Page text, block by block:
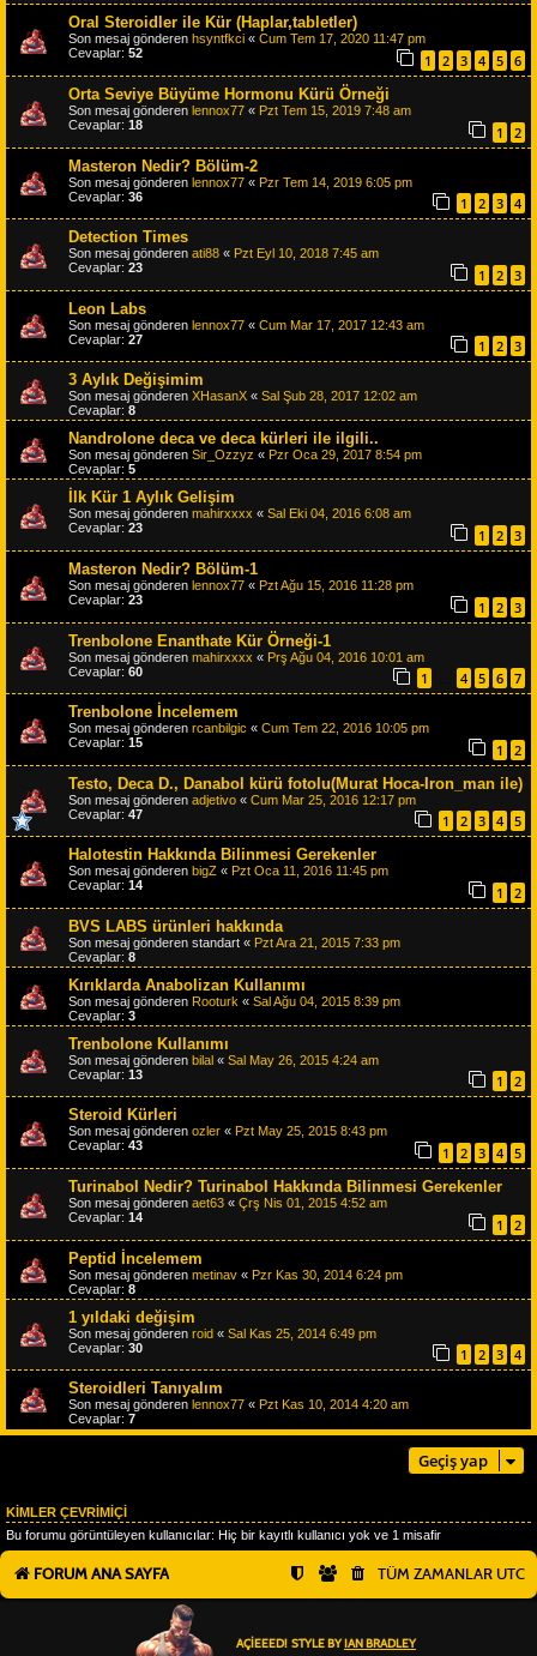
Oral Steroidler ile Kür (Haplar,tabletler)
Son mesaj gönderen hsyntfkci « Cum Tem 17, 2020 11:47 pm
Cevaplar: 52 1 2 3 4 5 6
Orta Seviye Büyüme Hormonu Kürü Örneği
Son mesaj gönderen lennox77 « Pzt Tem 15, 2019 7:48 am
Cevaplar: 18 1
2
Masteron Nedir? Bölüm-2
Son mesaj gönderen lennox77 « Pzr Tem 14, 2019 6:05 pm
Cevaplar: 36 1 2 3 4
Detection Times
Son mesaj gönderen ati88 « Pzt Eyl 10, 2018 7:45 am
Cevaplar: 23 1 2 3
Leon Labs
Son mesaj gönderen lennox77 « Cum Mar 17, 2017 12:43 am
Cevaplar: 27 1 2 3
3 Aylık Değişimim
Son mesaj gönderen XHasanX « Sal Şub 28, 2017 12:02 am
Cevaplar: 8
Nandrolone deca ve deca kürleri ile ilgili..
Son mesaj gönderen Sir_Ozzyz « Pzr Oca 29, 2017 8:54 pm
Cevaplar: 5
İlk Kür 1 Aylık Gelişim
Son mesaj gönderen mahirxxxx « Sal Eki 04, 2016 6:08 am
Cevaplar: 23 1 2 3
Masteron Nedir? Bölüm-1
Son mesaj gönderen lennox77 « Pzt Ağu 15, 2016 11:28 pm
Cevaplar: 23 1 2 3
Trenbolone Enanthate Kür Örneği-1
Son mesaj gönderen mahirxxxx « Prş Ağu 04, 2016 10:01 am
Cevaplar: 60 1 4 5 6 7
Trenbolone İncelemem
Son mesaj gönderen rcanbilgic « Cum Tem 22, 2016 10:05 pm
Cevaplar: 15 1
2
Testo, Deca D., Danabol kürü fotolu(Murat Hoca-Iron_man ile)
Son mesaj gönderen adjetivo « Cum Mar 25, 2016 12:17 pm
Cevaplar: 47 1 2 3 4 5
Halotestin Hakkında Bilinmesi Gerekenler
Son mesaj gönderen bigZ « Pzt Oca 11, 2016 11:45 pm
Cevaplar: 14 1
2
BVS LABS ürünleri hakkında
Son mesaj gönderen standart « Pzt Ara 21, 2015 7:33 pm
Cevaplar: 8
Kırıklarda Anabolizan Kullanımı
Son mesaj gönderen Rooturk « Sal Ağu 04, 2015 8:39 pm
Cevaplar: 3
Trenbolone Kullanımı
Son mesaj gönderen bilal « Sal May 26, 2015 4:24 am
Cevaplar: 13 1
2
Steroid Kürleri
Son mesaj gönderen ozler « Pzt May 25, 2015 8:43 pm
Cevaplar: 43 1 2 3 4 5
Turinabol Nedir? Turinabol Hakkında Bilinmesi Gerekenler
Son mesaj gönderen aet63 « Çrş Nis 01, 2015 4:52 am
Cevaplar: 14 1
2
Peptid İncelemem
Son mesaj gönderen metinav « Pzr Kas 30, 2014 6:24 pm
Cevaplar: 8
1 yıldaki değişim
Son mesaj gönderen roid « Sal Kas 25, 2014 6:49 pm
Cevaplar: 30 1 2 3 4
Steroidleri Tanıyalım
Son mesaj gönderen lennox77 « Pzt Kas 10, 2014 4:20 am
Cevaplar: 7
Geçiş yap
KIMLER ÇEVRIMIÇI
Bu forumu görüntüleyen kullanıcılar: Hiç bir kayıtlı kullanıcı yok ve 1 misafir
FORUM ANA SAYFA TÜM ZAMANLAR UTC
AÇIEEED! STYLE BY IAN BRADLEY